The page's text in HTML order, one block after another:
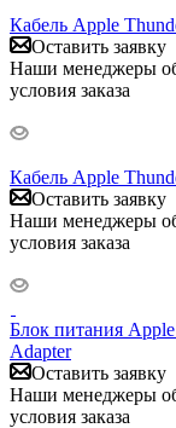
Кабель Apple
Оставить заявку
Наши менеджеры
условия заказа
Кабель Apple
Оставить заявку
Наши менеджеры
условия заказа
Блок питания
Adapter
Оставить заявку
Наши менеджеры
условия заказа